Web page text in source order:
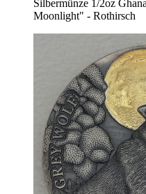
Silbermünze 1/2oz
Moonlight" - Rothirsch